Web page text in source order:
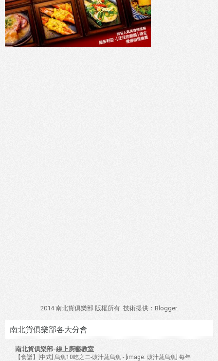
2014 南北貨俱樂部 版權所有. 技術提供： Blogger.
南北貨俱樂部各大分會
南北貨俱樂部-線上廚藝教室
【食譜】[中式] 烏魚10吃之二-豉汁蒸烏魚 - [image: 豉汁蒸烏魚] 每年